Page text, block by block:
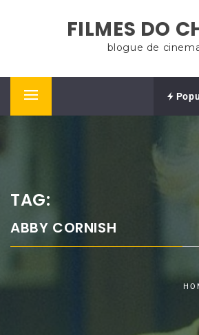
FILMES DO
blogue de
Primary
TAG:
ABBY CORNISH